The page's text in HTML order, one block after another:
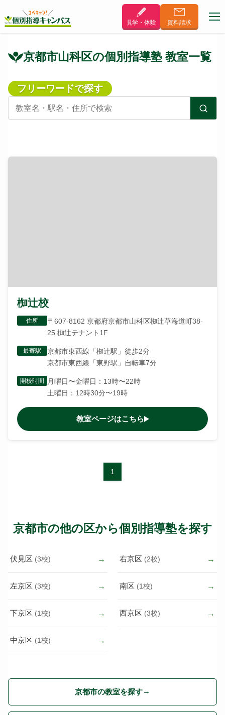
見学・体験 資料請求
京都市山科区の個別指導塾 教室一覧
フリーワードで探す
椥辻校
住所
〒607-8162 京都府京都市山科区椥辻草海道町38-
25 椥辻テナント1F
最寄駅
京都市東西線「椥辻駅」徒歩2分
京都市東西線「東野駅」自転車7分
開校時間
月曜日〜金曜日：13時〜22時
土曜日：12時30分〜19時
教室ページはこちら
1
京都市の他の区から個別指導塾を探す
伏見区 (3校) 右京区 (2校)
左京区 (3校) 南区 (1校)
下京区 (1校) 西京区 (3校)
中京区 (1校)
京都市の教室を探す